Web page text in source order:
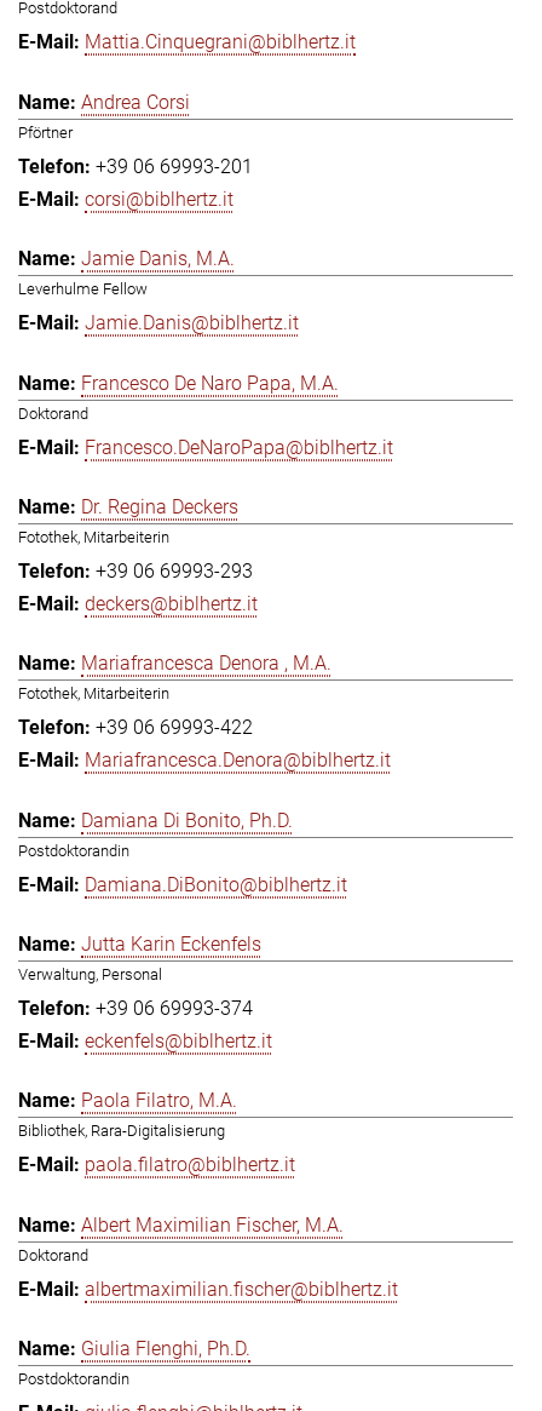
Postdoktorand
Mattia.Cinquegrani@biblhertz.it
Andrea Corsi
Pförtner
+39 06 69993-201
corsi@biblhertz.it
Jamie Danis, M.A.
Leverhulme Fellow
Jamie.Danis@biblhertz.it
Francesco De Naro Papa, M.A.
Doktorand
Francesco.DeNaroPapa@biblhertz.it
Dr. Regina Deckers
Fotothek, Mitarbeiterin
+39 06 69993-293
deckers@biblhertz.it
Mariafrancesca Denora , M.A.
Fotothek, Mitarbeiterin
+39 06 69993-422
Mariafrancesca.Denora@biblhertz.it
Damiana Di Bonito, Ph.D.
Postdoktorandin
Damiana.DiBonito@biblhertz.it
Jutta Karin Eckenfels
Verwaltung, Personal
+39 06 69993-374
eckenfels@biblhertz.it
Paola Filatro, M.A.
Bibliothek, Rara-Digitalisierung
paola.filatro@biblhertz.it
Albert Maximilian Fischer, M.A.
Doktorand
albertmaximilian.fischer@biblhertz.it
Giulia Flenghi, Ph.D.
Postdoktorandin